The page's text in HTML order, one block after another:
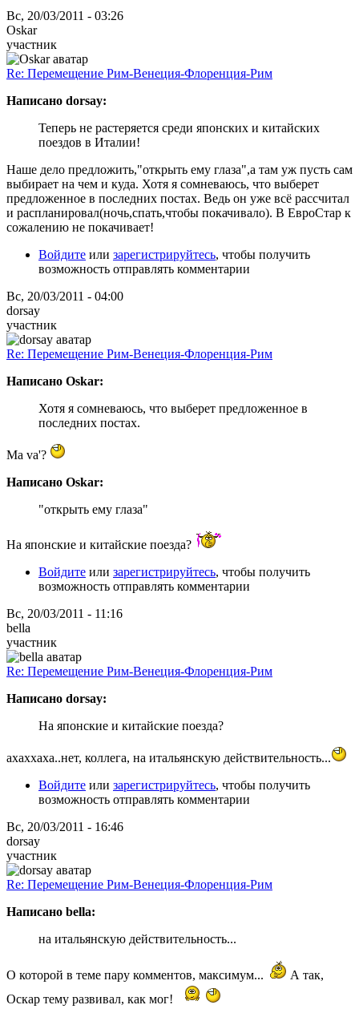
Вс, 20/03/2011 - 03:26
Oskar
участник
Re: Перемещение Рим-Венеция-Флоренция-Рим
Написано dorsay:
Теперь не растеряется среди японских и китайских
поездов в Италии!
Наше дело предложить,"открыть ему глаза",а там уж пусть сам
выбирает на чем и куда. Хотя я сомневаюсь, что выберет
предложенное в последних постах. Ведь он уже всё рассчитал
и распланировал(ночь,спать,чтобы покачивало). В ЕвроСтар к
сожалению не покачивает!
Войдите или зарегистрируйтесь, чтобы получить
возможность отправлять комментарии
Вс, 20/03/2011 - 04:00
dorsay
участник
Re: Перемещение Рим-Венеция-Флоренция-Рим
Написано Oskar:
Хотя я сомневаюсь, что выберет предложенное в
последних постах.
Ma va'?
Написано Oskar:
"открыть ему глаза"
На японские и китайские поезда?
Войдите или зарегистрируйтесь, чтобы получить
возможность отправлять комментарии
Вс, 20/03/2011 - 11:16
bella
участник
Re: Перемещение Рим-Венеция-Флоренция-Рим
Написано dorsay:
На японские и китайские поезда?
ахаххаха..нет, коллега, на итальянскую действительность...
Войдите или зарегистрируйтесь, чтобы получить
возможность отправлять комментарии
Вс, 20/03/2011 - 16:46
dorsay
участник
Re: Перемещение Рим-Венеция-Флоренция-Рим
Написано bella:
на итальянскую действительность...
О которой в теме пару комментов, максимум...
А так,
Оскар тему развивал, как мог!